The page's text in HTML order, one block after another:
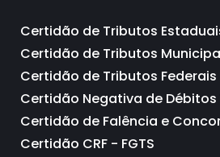
Certidão de Tributos
Certidão de Tributos
Certidão de Tributos Federais
Certidão Negativa de
Certidão de Falência e
Certidão CRF - FGTS